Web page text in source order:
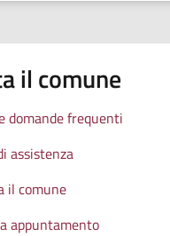
il comune
domande frequenti
assistenza
il comune
appuntamento